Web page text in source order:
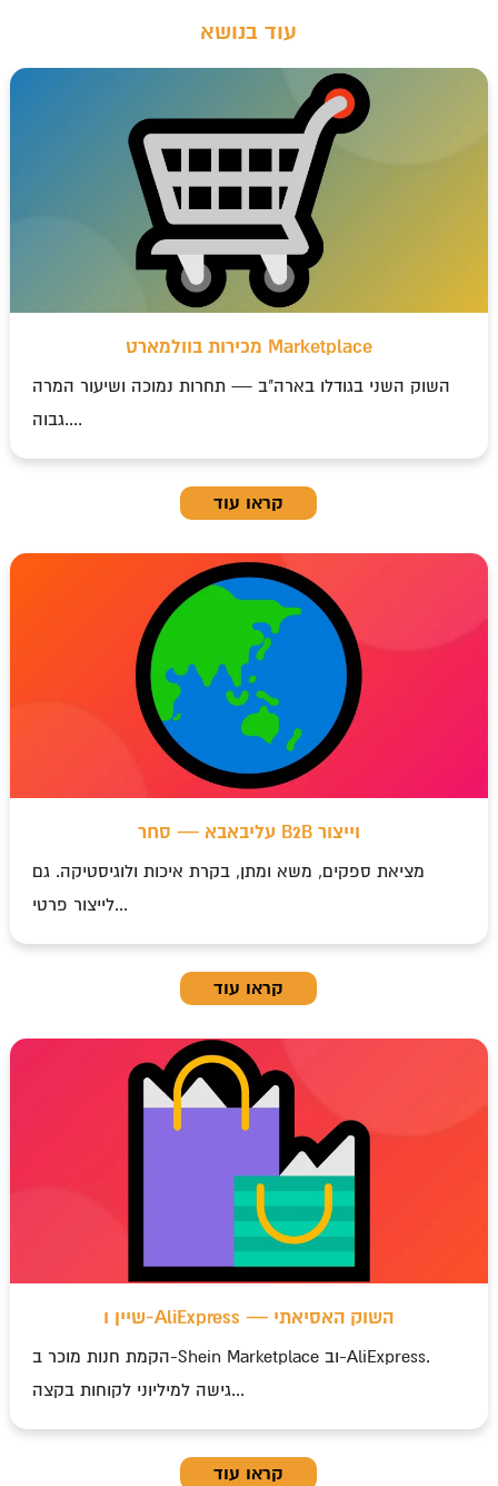
עוד בנושא
מכירות בוולמארט Marketplace
השוק השני בגודלו בארה"ב — תחרות נמוכה ושיעור המרה
גבוה....
קראו עוד
עליבאבא — סחר B2B וייצור
מציאת ספקים, משא ומתן, בקרת איכות ולוגיסטיקה. גם
לייצור פרטי...
קראו עוד
שיין ו-AliExpress — השוק האסיאתי
הקמת חנות מוכר ב-Shein Marketplace וב-AliExpress.
גישה למיליוני לקוחות בקצה...
קראו עוד